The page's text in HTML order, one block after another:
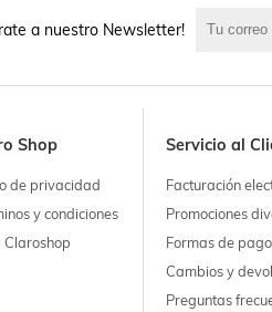
a nuestro Newsletter!
Shop
de privacidad
y condiciones
Claroshop
Servicio al
Facturación
Promociones
Formas de pago
Cambios y
Preguntas